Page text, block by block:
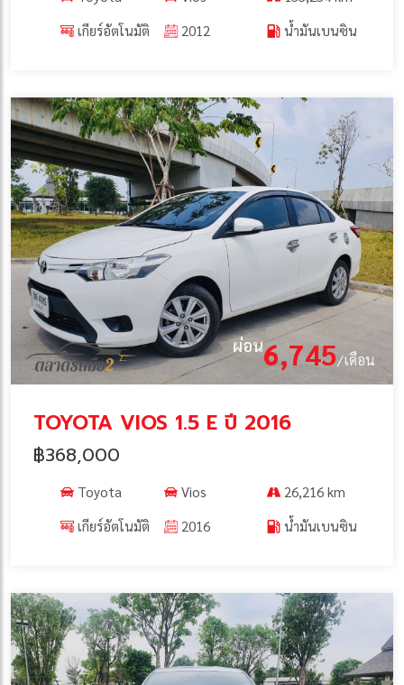
เกียร์อัตโนมัติ
2012 น้ำมันเบนซิน
ผ่อน6,745/เดือน
TOYOTA VIOS 1.5 E ปี 2016
฿368,000
Toyota Vios
26,216 km
เกียร์อัตโนมัติ
2016 น้ำมันเบนซิน